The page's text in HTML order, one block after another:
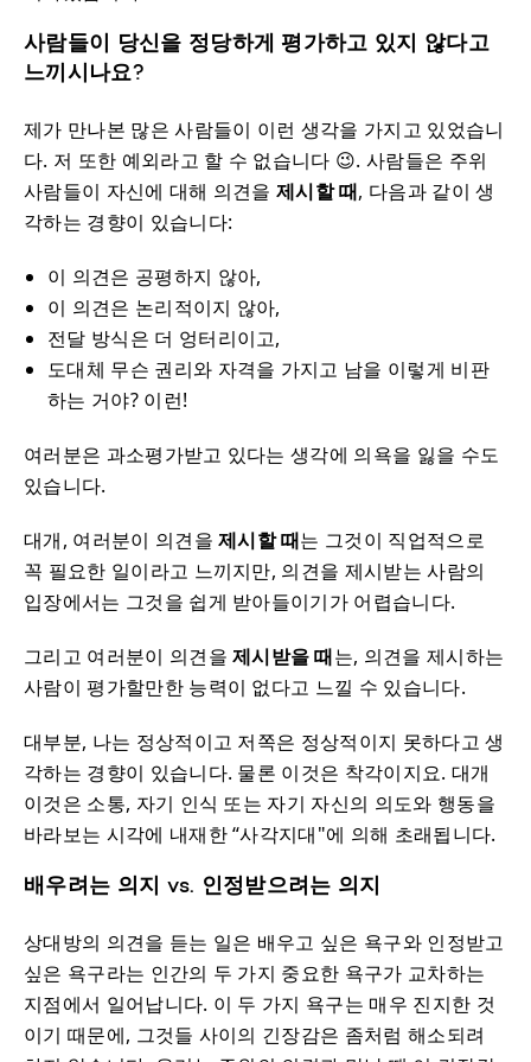
사람들이 당신을 정당하게 평가하고 있지 않다고
느끼시나요?
제가 만나본 많은 사람들이 이런 생각을 가지고 있었습니
다. 저 또한 예외라고 할 수 없습니다 😉. 사람들은 주위
사람들이 자신에 대해 의견을제시할 때, 다음과 같이 생
각하는 경향이 있습니다:
이 의견은 공평하지 않아,
이 의견은 논리적이지 않아,
전달 방식은 더 엉터리이고,
도대체 무슨 권리와 자격을 가지고 남을 이렇게 비판
하는 거야? 이런!
여러분은 과소평가받고 있다는 생각에 의욕을 잃을 수도
있습니다.
대개, 여러분이 의견을제시할 때는 그것이 직업적으로
꼭 필요한 일이라고 느끼지만, 의견을 제시받는 사람의
입장에서는 그것을 쉽게 받아들이기가 어렵습니다.
그리고 여러분이 의견을제시받을 때는, 의견을 제시하는
사람이 평가할만한 능력이 없다고 느낄 수 있습니다.
대부분, 나는 정상적이고 저쪽은 정상적이지 못하다고 생
각하는 경향이 있습니다. 물론 이것은 착각이지요. 대개
이것은 소통, 자기 인식 또는 자기 자신의 의도와 행동을
바라보는 시각에 내재한 “사각지대"에 의해 초래됩니다.
배우려는 의지 vs. 인정받으려는 의지
상대방의 의견을 듣는 일은 배우고 싶은 욕구와 인정받고
싶은 욕구라는 인간의 두 가지 중요한 욕구가 교차하는
지점에서 일어납니다. 이 두 가지 욕구는 매우 진지한 것
이기 때문에, 그것들 사이의 긴장감은 좀처럼 해소되려